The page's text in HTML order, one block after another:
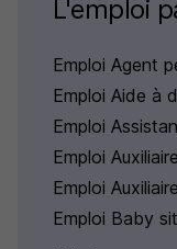
L'emploi
Emploi Agent
Emploi Aide à
Emploi
Emploi
Emploi
Emploi Baby